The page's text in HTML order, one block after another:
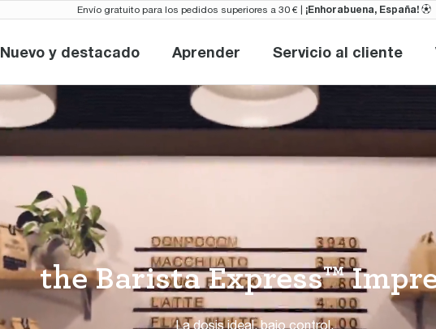
the Barista Express™
La dosis ideal, bajo control.
Envío gratuito para los pedidos superiores a 30 € | ¡Enhorabuena, España! ⚽︎
Nuevo y destacado
Nuevo y destacado
Aprender Servicio al cliente